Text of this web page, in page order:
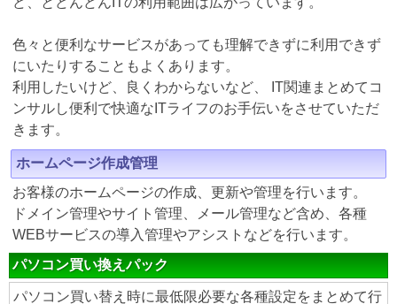
色々と便利なサービスがあっても理解できずに利用できず
にいたりすることもよくあります。
利用したいけど、良くわからないなど、 IT関連まとめてコ
ンサルし便利で快適なITライフのお手伝いをさせていただ
きます。
ホームページ作成管理
お客様のホームページの作成、更新や管理を行います。
ドメイン管理やサイト管理、メール管理など含め、各種
WEBサービスの導入管理やアシストなどを行います。
パソコン買い換えパック
パソコン買い替え時に最低限必要な各種設定をまとめて行